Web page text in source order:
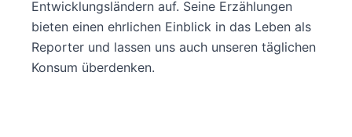
Entwicklungsländern auf. Seine Erzählungen
bieten einen ehrlichen Einblick in das Leben als
Reporter und lassen uns auch unseren täglichen
Konsum überdenken.